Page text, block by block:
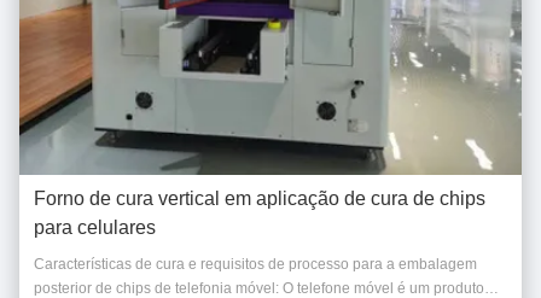
Forno de cura vertical em aplicação de cura de chips
para celulares
Características de cura e requisitos de processo para a embalagem
posterior de chips de telefonia móvel: O telefone móvel é um produto